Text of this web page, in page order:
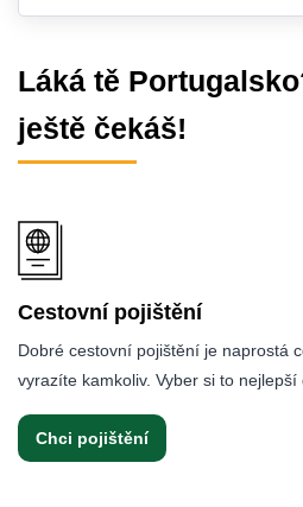
Láká tě
ještě čekáš!
Cestovní pojištění
Dobré cestovní pojištění je naprostá
vyrazíte kamkoliv. Vyber si to nejlepší
Chci pojištění